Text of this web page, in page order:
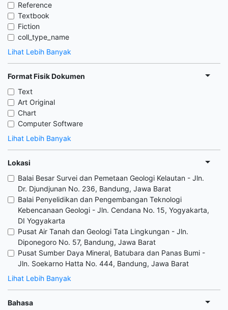
Reference
Textbook
Fiction
coll_type_name
Lihat Lebih Banyak
Format Fisik Dokumen
Text
Art Original
Chart
Computer Software
Lihat Lebih Banyak
Lokasi
Balai Besar Survei dan Pemetaan Geologi Kelautan - Jln.
Dr. Djundjunan No. 236, Bandung, Jawa Barat
Balai Penyelidikan dan Pengembangan Teknologi
Kebencanaan Geologi - Jln. Cendana No. 15, Yogyakarta,
DI Yogyakarta
Pusat Air Tanah dan Geologi Tata Lingkungan - Jln.
Diponegoro No. 57, Bandung, Jawa Barat
Pusat Sumber Daya Mineral, Batubara dan Panas Bumi -
Jln. Soekarno Hatta No. 444, Bandung, Jawa Barat
Lihat Lebih Banyak
Bahasa